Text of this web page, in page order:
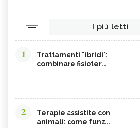
I più letti
1
Trattamenti "ibridi":
combinare fisioter...
2
Terapie assistite con
animali: come funz...